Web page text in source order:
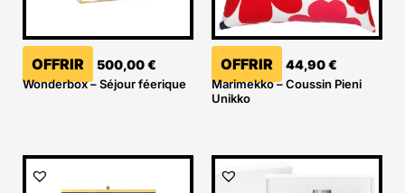
OFFRIR 500,00€
Wonderbox – Séjour féerique
OFFRIR 44,90€
Marimekko – Coussin Pieni
Unikko